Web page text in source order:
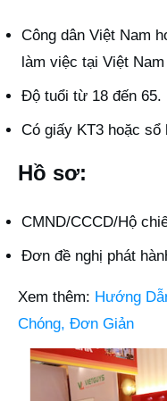
Công dân Việt Nam
làm việc tại Việt
Độ tuổi từ 18 đến 65.
Có giấy KT3 hoặc sổ
Hồ sơ:
CMND/CCCD/Hộ
Đơn đề nghị phát
Xem thêm: Hướng
Chóng, Đơn Giản